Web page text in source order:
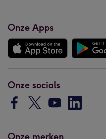
Onze Apps
Onze socials
Onze merken